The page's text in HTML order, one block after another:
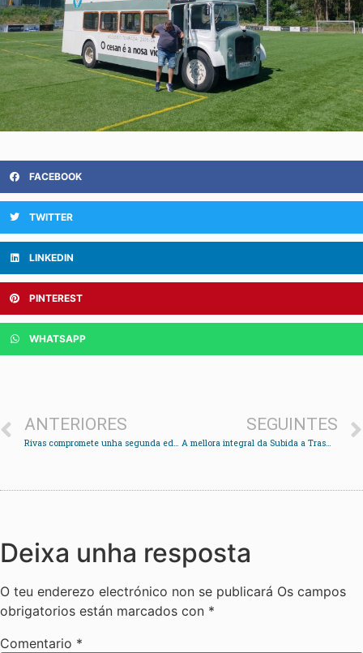
FACEBOOK
TWITTER
LINKEDIN
PINTEREST
WHATSAPP
ANTERIORES
Rivas compromete unha segunda edición da Feira de Abril en Redondela
SEGUINTES
A mellora integral da Subida a Trasmañó precisa dun investimento de 400.000 euros
Deixa unha resposta
O teu enderezo electrónico non se publicará Os campos
obrigatorios están marcados con *
Comentario *